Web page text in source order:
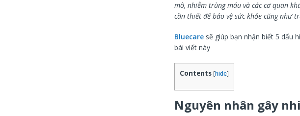
mô, nhiễm trùng máu và các cơ quan
cần thiết để bảo vệ sức khỏe cũng như
Bluecaresẽ giúp bạn nhận biết 5 dấu
bài viết này
Contents [hide]
Nguyên nhân gây